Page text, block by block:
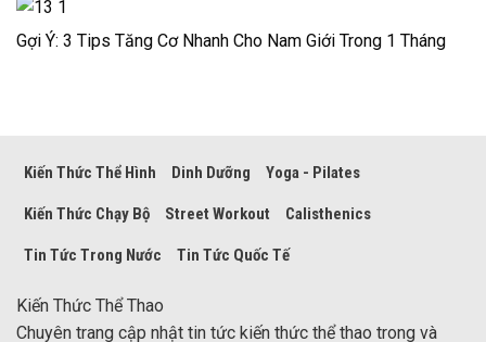
Gợi Ý: 3 Tips Tăng Cơ Nhanh Cho Nam Giới Trong 1 Tháng
Kiến Thức Thể Hình Dinh Dưỡng Yoga - Pilates
Kiến Thức Chạy Bộ Street Workout Calisthenics
Tin Tức Trong Nước Tin Tức Quốc Tế
Kiến Thức Thể Thao
Chuyên trang cập nhật tin tức kiến thức thể thao trong và